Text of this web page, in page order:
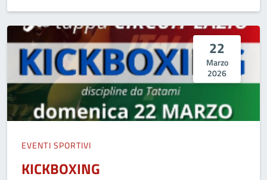
22
Marzo
2026
EVENTI SPORTIVI
KICKBOXING